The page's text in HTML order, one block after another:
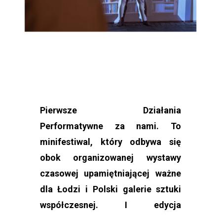
Pierwsze Działania
Performatywne za nami. To
minifestiwal, który odbywa się
obok organizowanej wystawy
czasowej upamiętniającej ważne
dla Łodzi i Polski galerie sztuki
współczesnej. I edycja